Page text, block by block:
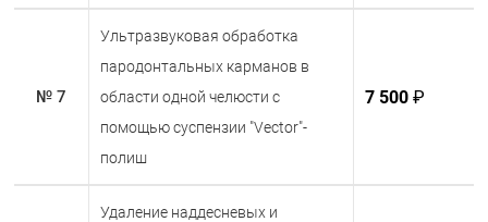
№ 7
Ультразвуковая обработка
пародонтальных карманов в
области одной челюсти с
помощью суспензии "Vector"-
полиш
7 500₽
Удаление наддесневых и